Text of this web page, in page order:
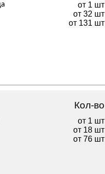
от 1 шт
от 32 шт
от 131 шт
Кол-во
от 1 шт
от 18 шт
от 76 шт